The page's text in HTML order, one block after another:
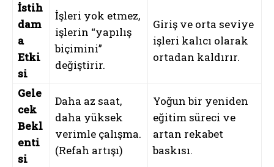
İstih
dam
a
Etki
si
İşleri yok etmez,
işlerin “yapılış
biçimini”
değiştirir.
Giriş ve orta seviye
işleri kalıcı olarak
ortadan kaldırır.
Gele
cek
Bekl
enti
si
Daha az saat,
daha yüksek
verimle çalışma.
(Refah artışı)
Yoğun bir yeniden
eğitim süreci ve
artan rekabet
baskısı.